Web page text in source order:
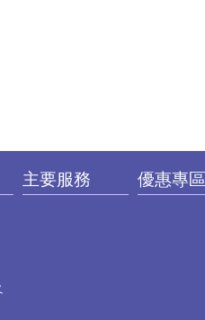
主要服務 優惠專區